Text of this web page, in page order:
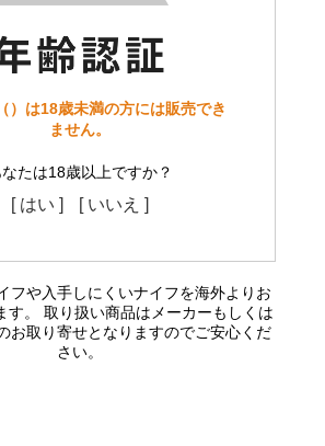
）は18歳未満の方には販売でき
ません。
なたは18歳以上ですか？
[ はい ] [ いいえ ]
フや入手しにくいナイフを海外よりお
す。 取り扱い商品はメーカーもしくは
お取り寄せとなりますのでご安心くだ
さい。